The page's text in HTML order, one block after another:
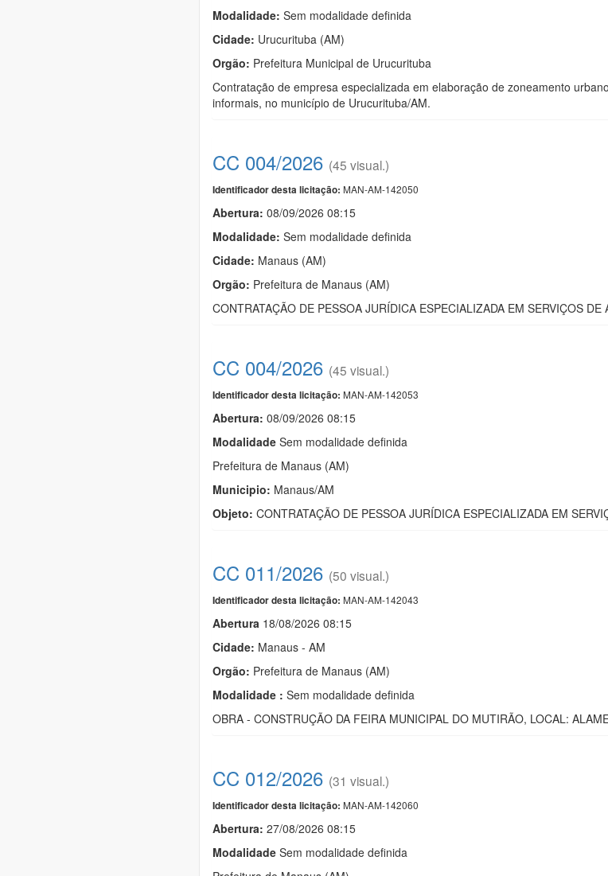
Modalidade: Sem modalidade definida
Cidade: Urucurituba (AM)
Orgão: Prefeitura Municipal de Urucurituba
Contratação de empresa especializada em elaboração de zoneamento
informais, no município de Urucurituba/AM.
CC 004/2026 (45 visual.)
Identificador desta licitação: MAN-AM-142050
Abertura: 08/09/2026 08:15
Modalidade: Sem modalidade definida
Cidade: Manaus (AM)
Orgão: Prefeitura de Manaus (AM)
CONTRATAÇÃO DE PESSOA JURÍDICA ESPECIALIZADA EM SERVIÇOS
CC 004/2026 (45 visual.)
Identificador desta licitação: MAN-AM-142053
Abertura: 08/09/2026 08:15
Modalidade Sem modalidade definida
Prefeitura de Manaus (AM)
Municipio: Manaus/AM
Objeto: CONTRATAÇÃO DE PESSOA JURÍDICA ESPECIALIZADA EM
CC 011/2026 (50 visual.)
Identificador desta licitação: MAN-AM-142043
Abertura 18/08/2026 08:15
Cidade: Manaus - AM
Orgão: Prefeitura de Manaus (AM)
Modalidade : Sem modalidade definida
OBRA - CONSTRUÇÃO DA FEIRA MUNICIPAL DO MUTIRÃO, LOCAL:
CC 012/2026 (31 visual.)
Identificador desta licitação: MAN-AM-142060
Abertura: 27/08/2026 08:15
Modalidade Sem modalidade definida